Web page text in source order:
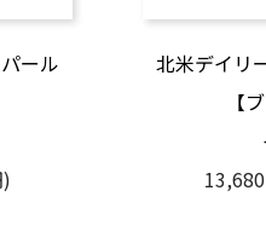
ール
北米デイリ
【